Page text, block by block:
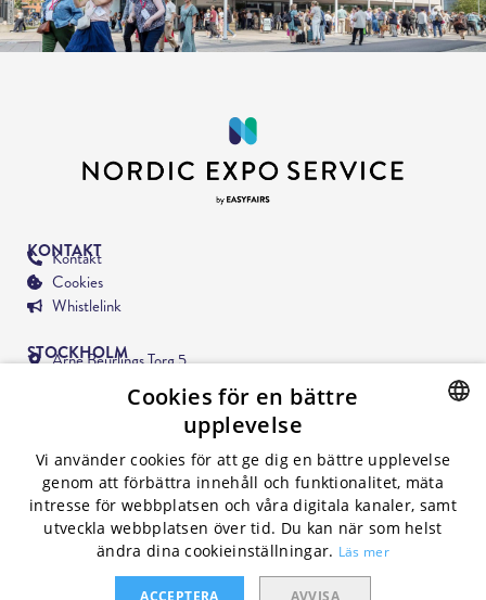
KONTAKT
Kontakt
Cookies
Whistlelink
STOCKHOLM
Arne Beurlings Torg 5,
215 32 Malmö
MEDLEMMAR I
ENGLISH
Cookies för en bättre
upplevelse
Vi använder cookies för att ge dig en bättre upplevelse
genom att förbättra innehåll och funktionalitet, mäta
intresse för webbplatsen och våra digitala kanaler, samt
utveckla webbplatsen över tid. Du kan när som helst
ändra dina cookieinställningar. Läs mer
ACCEPTERA AVVISA